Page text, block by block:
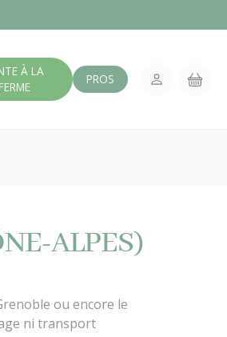
À LA
FERME
PROS
ALPES)
ou encore le
ni transport